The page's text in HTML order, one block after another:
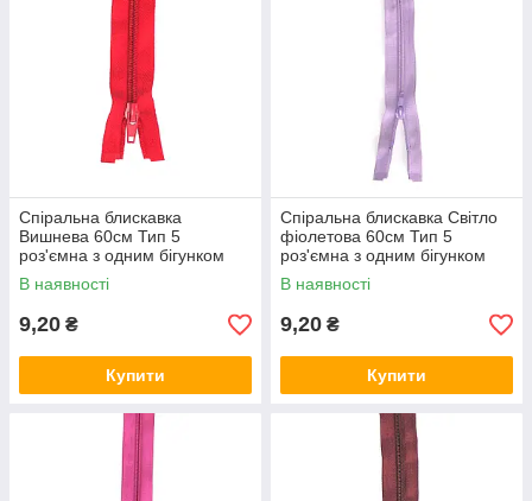
Спіральна блискавка
Вишнева 60см Тип 5
роз'ємна з одним бігунком
В наявності
9,20 ₴
Купити
Спіральна блискавка Світло
фіолетова 60см Тип 5
роз'ємна з одним бігунком
В наявності
9,20 ₴
Купити